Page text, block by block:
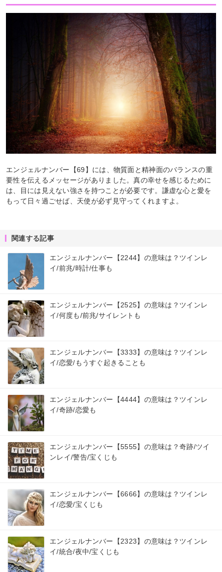
エンジェルナンバー【69】には、物質面と精神面のバランスの重
要性を伝えるメッセージがありました。真の幸せを感じるために
は、目には見えない強さを持つことが必要です。謙虚な心と愛を
もって日々過ごせば、天使が必ず見守ってくれますよ。
関連する記事
エンジェルナンバー【2244】の意味は？ツインレ
イ/前兆/時計/仕事も
エンジェルナンバー【2525】の意味は？ツインレ
イ/何度も/前兆/サイレントも
エンジェルナンバー【3333】の意味は？ツインレ
イ/恋愛/もうすぐ起きることも
エンジェルナンバー【4444】の意味は？ツインレ
イ/奇跡/恋愛も
エンジェルナンバー【5555】の意味は？奇跡/ツイ
ンレイ/警告/宝くじも
エンジェルナンバー【6666】の意味は？ツインレ
イ/恋愛/宝くじも
エンジェルナンバー【2323】の意味は？ツインレ
イ/統合/夜中/宝くじも